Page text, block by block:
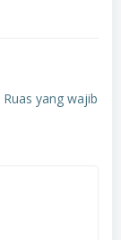
Ruas yang wajib